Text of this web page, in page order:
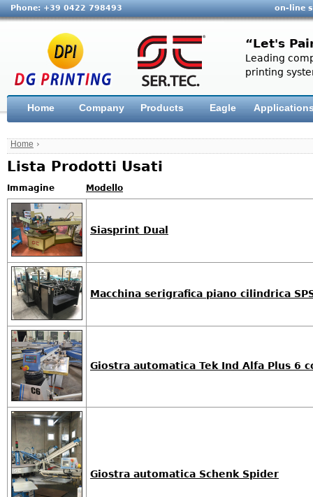
Phone: +39 0422 798493 on-line
“Let's
Leading
printing
Home Company Products Eagle
Home ›
Lista Prodotti Usati
Immagine Modello
Siasprint Dual
Macchina serigrafica piano cilindrica SPS
Giostra automatica Tek Ind Alfa Plus 6
Giostra automatica Schenk Spider